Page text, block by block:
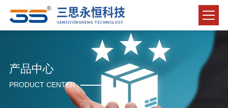
产品中心
PRODUCT CENTER